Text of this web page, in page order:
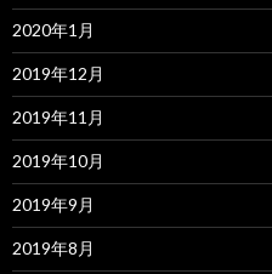
2020年1月
2019年12月
2019年11月
2019年10月
2019年9月
2019年8月